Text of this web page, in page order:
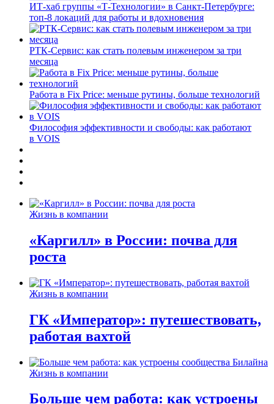
ИТ-хаб группы «Т-Технологии» в Санкт-Петербурге:
топ-8 локаций для работы и вдохновения
РТК-Сервис: как стать полевым инженером за три
месяца
Работа в Fix Price: меньше рутины, больше технологий
Философия эффективности и свободы: как работают
в VOIS
Жизнь в компании
«Каргилл» в России: почва для
роста
Жизнь в компании
ГК «Император»: путешествовать,
работая вахтой
Жизнь в компании
Больше чем работа: как устроены